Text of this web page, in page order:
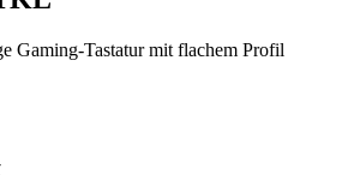
Gaming-Tastatur mit flachem Profil